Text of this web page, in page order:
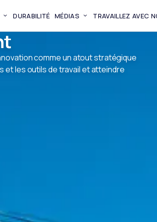
DURABILITÉ MÉDIAS TRAVAILLEZ AVEC
comme un atout stratégique
et les outils de travail et atteindre